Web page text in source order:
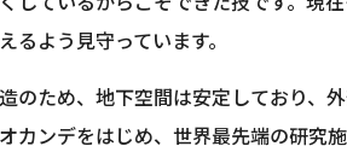
よう見守っています。
ため、地下空間は安定しており、
カンデをはじめ、世界最先端の研